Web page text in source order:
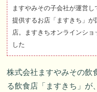
ますやみその子会社が運営
提供するお店「ますきち」
店。ますきちオンラインシ
した
株式会社ますやみその飲
る飲食店「ますきち」が、